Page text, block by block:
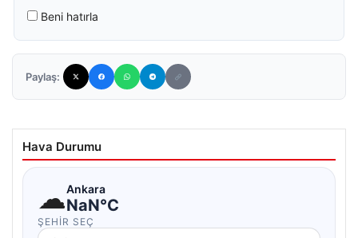
Beni hatırla
Paylaş:
Hava Durumu
☁Ankara
NaN°C
ŞEHIR SEÇ